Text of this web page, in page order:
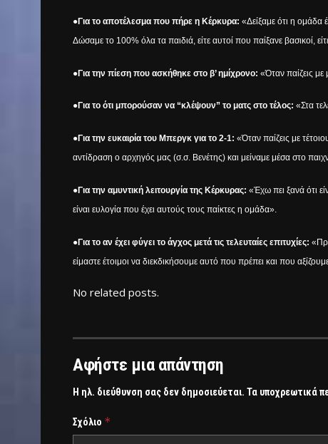
●Για το αποτέλεσμα που πήρε η Κέρκυρα: «Δείξαμε ότι η ομάδα
Δώσαμε το 100% όλα τα παιδιά, είτε αυτοί που παίξανε βασικοί,
●Για την πίεση που ασκήθηκε στο β’ ημίχρονο: «Όταν παίζεις
●Για το ότι μπορούσαν να “κλέψουν” το ματς στο τέλος: «Στα
●Για την ευκαιρία του Μπεργκ για το 2-1: «Όταν παίζεις με
αντίδραση ο αρχηγός μας (σ.σ. Βενέτης) και μείναμε μέσα στο
●Για την αμυντική λειτουργία της Κέρκυρας: «Έχω πει ξανά ότι
είναι ευλογία που έχει αυτούς τους παίκτες η ομάδα».
●Για το αν έχει φύγει το άγχος μετά τις τελευταίες επιτυχίες:
είμαστε έτοιμοι να διεκδικήσουμε αυτό που πρέπει και που
No related posts.
Αφήστε μια απάντηση
Η ηλ. διεύθυνση σας δεν δημοσιεύεται. Τα υποχρεωτικά
Σχόλιο *